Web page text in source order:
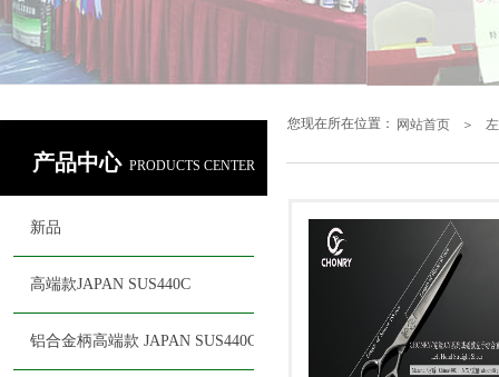
您现在所在位置： 网站首页 ＞
产品中心 PRODUCTS CENTER
新品
高端款JAPAN SUS440C
铝合金柄高端款 JAPAN SUS440C